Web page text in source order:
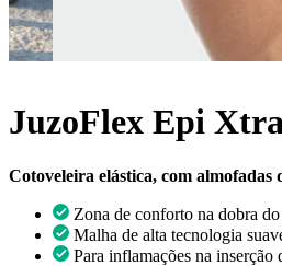
JuzoFlex Epi
Cotoveleira elástica, com almofadas
Zona de conforto na dobra
Malha de alta tecnologia
Para inflamações na inserção